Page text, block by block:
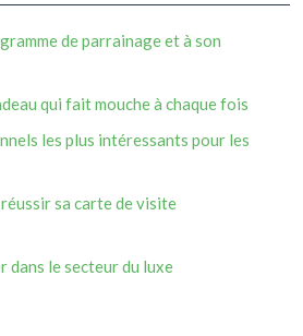
de parrainage et à son
qui fait mouche à chaque fois
les plus intéressants pour les
sa carte de visite
le secteur du luxe